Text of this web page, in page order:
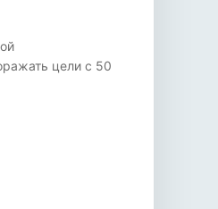
цели с 50